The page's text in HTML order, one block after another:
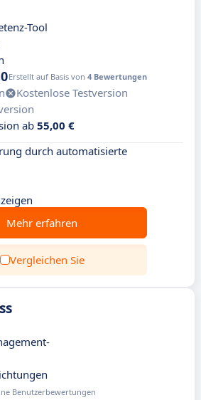
Tool
Erstellt auf Basis von 4 Bewertungen
Kostenlose Testversion
ab 55,00 €
durch automatisierte
Mehr erfahren
Vergleichen Sie
Benutzerbewertungen